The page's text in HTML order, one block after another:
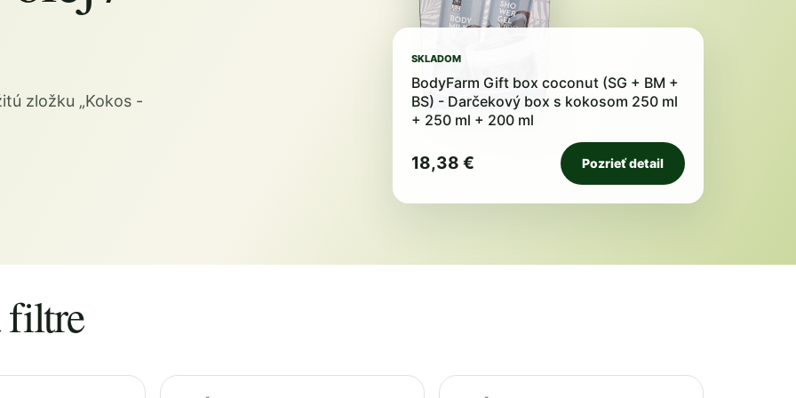
zložku „Kokos -
SKLADOM
BodyFarm Gift box coconut (SG + BM +
BS) - Darčekový box s kokosom 250 ml
+ 250 ml + 200 ml
18,38 € Pozrieť detail
filtre